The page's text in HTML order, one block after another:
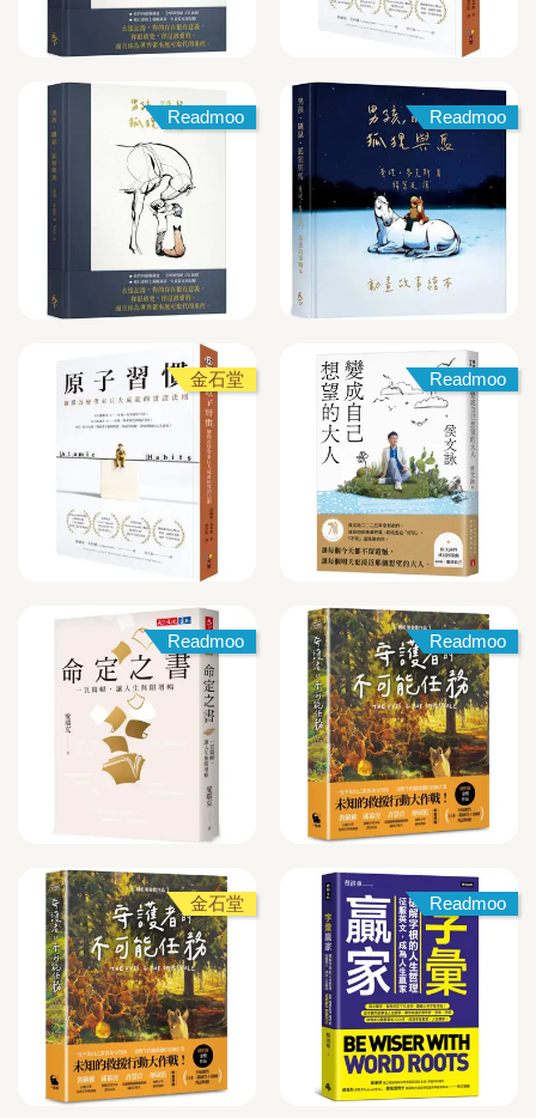
Readmoo Readmoo
金石堂 Readmoo
Readmoo Readmoo
金石堂 Readmoo